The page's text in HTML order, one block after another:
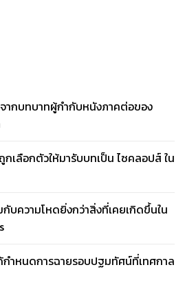
ากบทบาทผู้กำกับหนังภาคต่อของ
เลือกตัวให้มารับบทเป็น ไซคลอปส์ ใน
บความโหดยิ่งกว่าสิ่งที่เคยเกิดขึ้นใน
ำหนดการฉายรอบปฐมทัศน์ที่เทศกาล